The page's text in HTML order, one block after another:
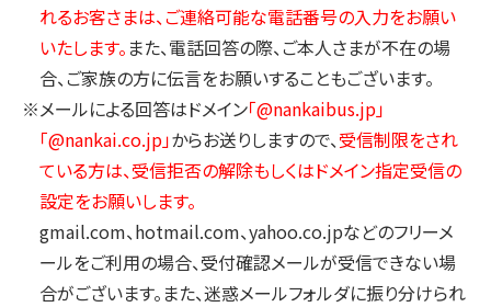
れるお客さまは、ご連絡可能な電話番号の入力をお願い
いたします。 また、電話回答の際、ご本人さまが不在の場
合、ご家族の方に伝言をお願いすることもございます。
※メールによる回答はドメイン「@nankaibus.jp」
「@nankai.co.jp」からお送りしますので、受信制限をされ
ている方は、受信拒否の解除もしくはドメイン指定受信の
設定をお願いします。
gmail.com、hotmail.com、yahoo.co.jpなどのフリーメ
ールをご利用の場合、受付確認メールが受信できない場
合がございます。また、迷惑メールフォルダに振り分けられ